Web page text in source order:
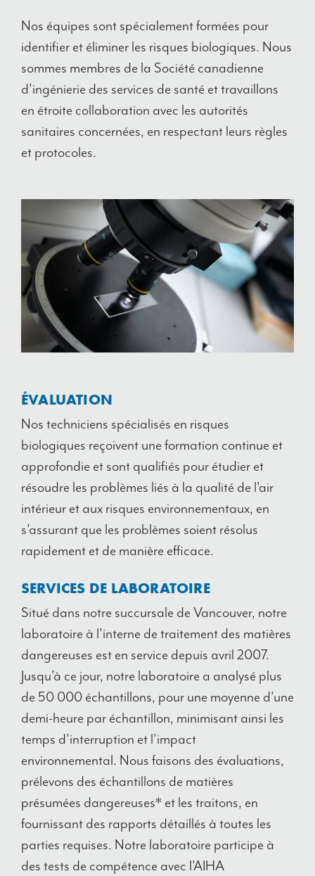
Nos équipes sont spécialement formées pour
identifier et éliminer les risques biologiques. Nous
sommes membres de la Société canadienne
d’ingénierie des services de santé et travaillons
en étroite collaboration avec les autorités
sanitaires concernées, en respectant leurs règles
et protocoles.
ÉVALUATION
Nos techniciens spécialisés en risques
biologiques reçoivent une formation continue et
approfondie et sont qualifiés pour étudier et
résoudre les problèmes liés à la qualité de l’air
intérieur et aux risques environnementaux, en
s’assurant que les problèmes soient résolus
rapidement et de manière efficace.
SERVICES DE LABORATOIRE
Situé dans notre succursale de Vancouver, notre
laboratoire à l’interne de traitement des matières
dangereuses est en service depuis avril 2007.
Jusqu’à ce jour, notre laboratoire a analysé plus
de 50 000 échantillons, pour une moyenne d’une
demi-heure par échantillon, minimisant ainsi les
temps d’interruption et l’impact
environnemental. Nous faisons des évaluations,
prélevons des échantillons de matières
présumées dangereuses* et les traitons, en
fournissant des rapports détaillés à toutes les
parties requises. Notre laboratoire participe à
des tests de compétence avec l’AIHA